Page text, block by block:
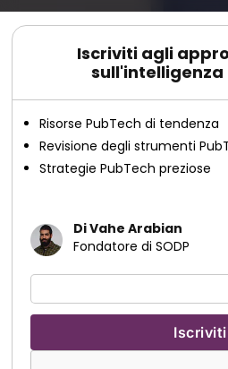
Iscriviti agli
Risorse PubTech di tendenza
Revisione degli strumenti
Strategie PubTech preziose
Di Vahe Arabian
Fondatore di SODP